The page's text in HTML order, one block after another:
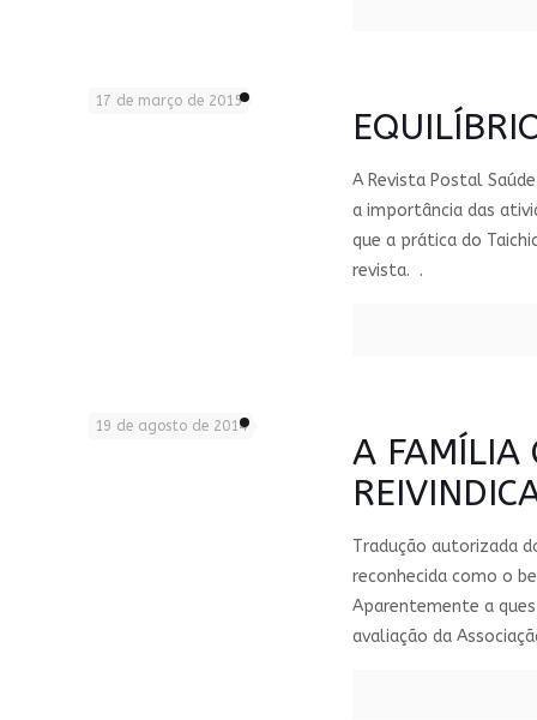
17 de março de 2015
A Revista Postal
a importância das
que a prática do
revista. .
19 de agosto de 2014
A FAMÍLIA
Tradução autorizada
reconhecida como o
Aparentemente a
avaliação da